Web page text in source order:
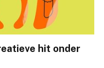
hit onder